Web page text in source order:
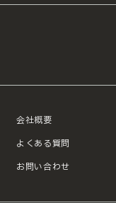
会社概要
よくある質問
お問い合わせ